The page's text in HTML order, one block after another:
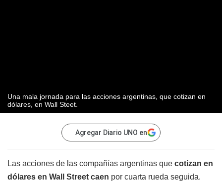
Una mala jornada para las acciones argentinas, que cotizan en
dólares, en Wall Steet.
Agregar Diario UNO en
Las acciones de las compañías argentinas que cotizan en
dólares en Wall Street caen por cuarta rueda seguida.